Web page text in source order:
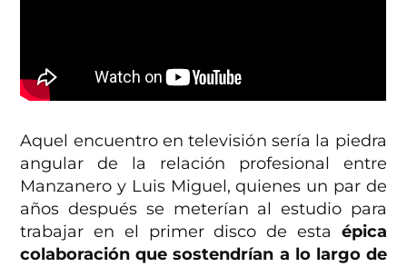
Aquel encuentro en televisión sería la piedra
angular de la relación profesional entre
Manzanero y Luis Miguel, quienes un par de
años después se meterían al estudio para
trabajar en el primer disco de esta épica
colaboración que sostendrían a lo largo de